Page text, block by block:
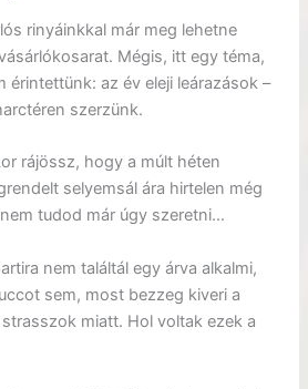
rinyáinkkal már meg lehetne
Mégis, itt egy téma,
érintettünk: az év eleji leárazások –
szerzünk.
rájössz, hogy a múlt héten
selyemsál ára hirtelen még
tudod már úgy szeretni…
nem találtál egy árva alkalmi,
sem, most bezzeg kiveri a
miatt. Hol voltak ezek a